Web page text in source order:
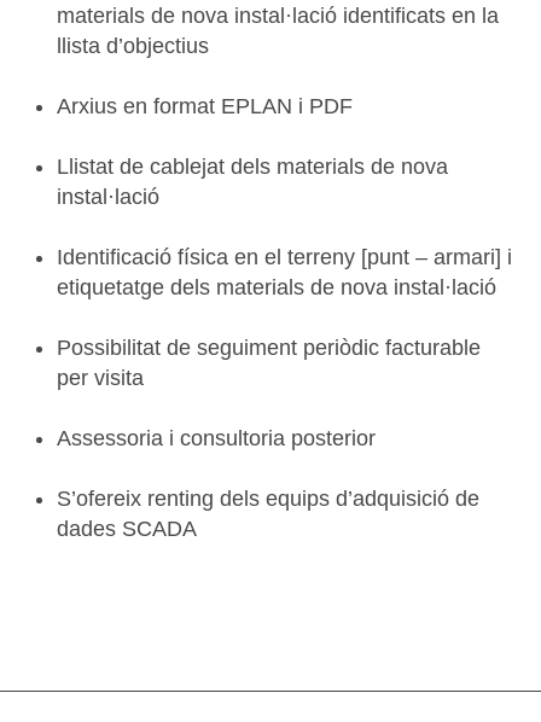
materials de nova instal·lació identificats en la
llista d’objectius
Arxius en format EPLAN i PDF
Llistat de cablejat dels materials de nova
instal·lació
Identificació física en el terreny [punt – armari] i
etiquetatge dels materials de nova instal·lació
Possibilitat de seguiment periòdic facturable
per visita
Assessoria i consultoria posterior
S’ofereix renting dels equips d’adquisició de
dades SCADA